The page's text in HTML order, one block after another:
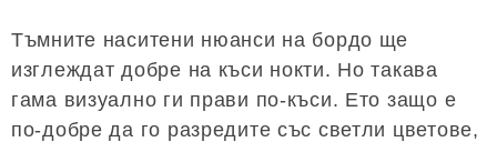
Тъмните наситени нюанси на бордо ще
изглеждат добре на къси нокти. Но такава
гама визуално ги прави по-къси. Ето защо е
по-добре да го разредите със светли цветове,